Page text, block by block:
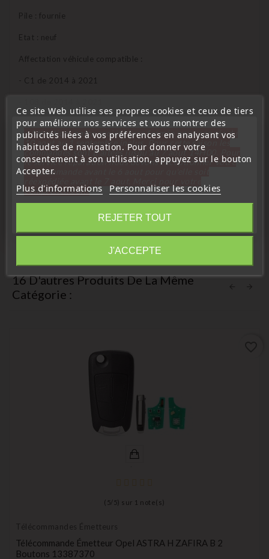
Pile : fournie
Etat : neuf
Affectation véhicule compatible :
- C1 de 2014 à 2021
Référence équivalente compatible :
1612489580 - 1612409480 - 1612489280 - 1612489380
Qui peux programmer cet émetteur ?
Garage Citroën - Peugeot – Oui
Garage indépendant – Oui
électromécanicien – Oui
16 D'autres Produits De La Même
Catégorie :
( 5/ 5) sur 1 note(s)
Télécommandes Émetteurs
Télécommande Émetteur Opel ASTRA H ZAFIRA B 2
Boutons 13387370
Ce site Web utilise ses propres cookies et ceux de tiers
pour améliorer nos services et vous montrer des
publicités liées à vos préférences en analysant vos
habitudes de navigation. Pour donner votre
consentement à son utilisation, appuyez sur le bouton
Accepter.
Plus d'informations Personnaliser les cookies
REJETER TOUT
J'ACCEPTE
« Attention, notre société sera fermée pour congés du
10 aout au 1 septembre inclus. Pour cette raison les
commandes sont traitées jusqu'au 7 aout 14H00. Pour
le service réparation nous devons réceptionner votre
télécommande avant le 6 aout pour qu'elle soit
compréhension»
Fermer
Information